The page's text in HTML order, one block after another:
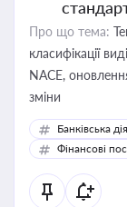
Про що тема:
класифікації
NACE,
зміни
Банківська
Фінансові